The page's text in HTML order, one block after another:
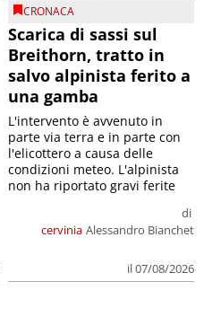
CRONACA
Scarica di sassi sul
Breithorn, tratto in
salvo alpinista ferito a
una gamba
cervinia
di
Alessandro Bianchet
il 07/08/2026
L'intervento è avvenuto in
parte via terra e in parte con
l'elicottero a causa delle
condizioni meteo. L'alpinista
non ha riportato gravi ferite